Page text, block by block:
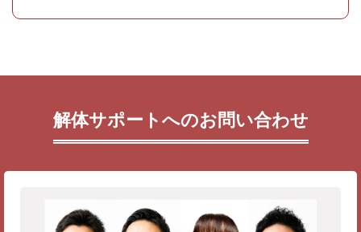
解体サポートへのお問い合わせ